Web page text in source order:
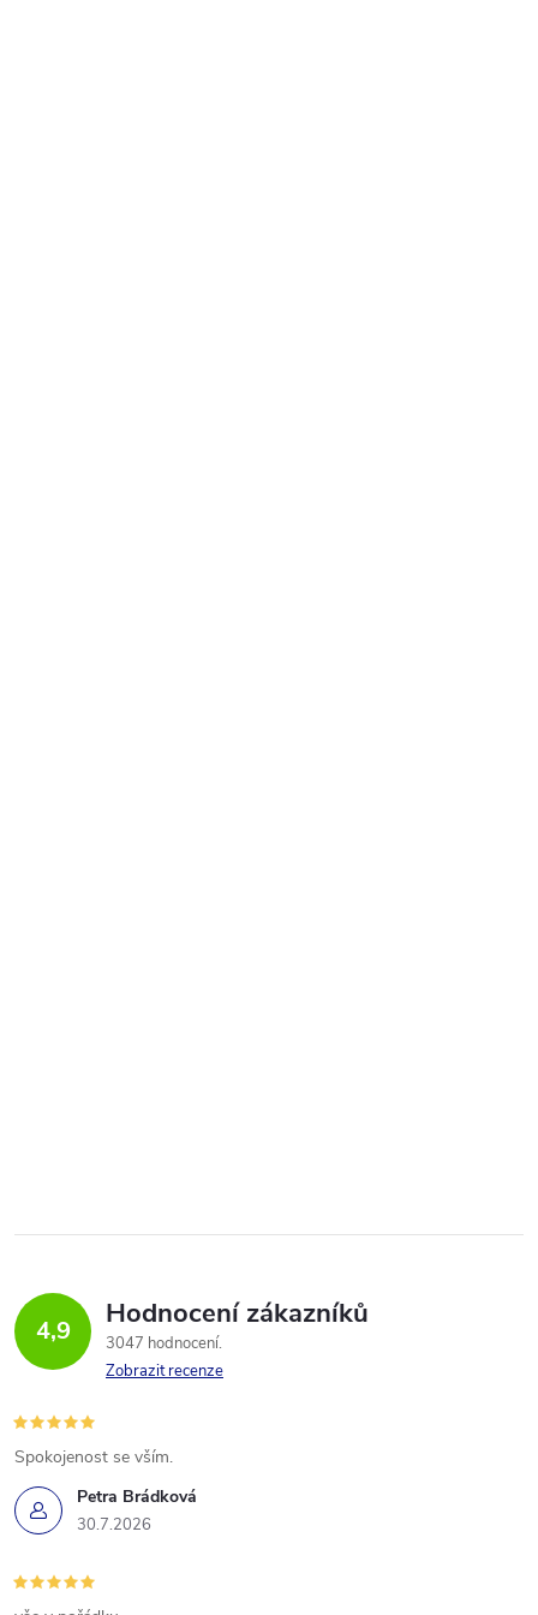
4,9 Hodnocení zákazníků
3047 hodnocení
Zobrazit recenze
Petra Brádková
30.7.2026
Spokojenost se vším.